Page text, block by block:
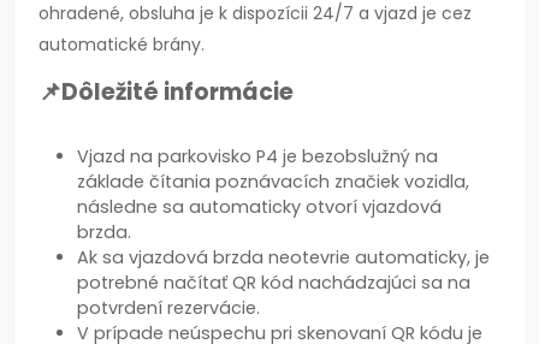
ohradené, obsluha je k dispozícii 24/7 a vjazd je cez
automatické brány.
📌Dôležité informácie
Vjazd na parkovisko P4 je bezobslužný na
základe čítania poznávacích značiek vozidla,
následne sa automaticky otvorí vjazdová
brzda.
Ak sa vjazdová brzda neotevrie automaticky, je
potrebné načítať QR kód nachádzajúci sa na
potvrdení rezervácie.
V prípade neúspechu pri skenovaní QR kódu je